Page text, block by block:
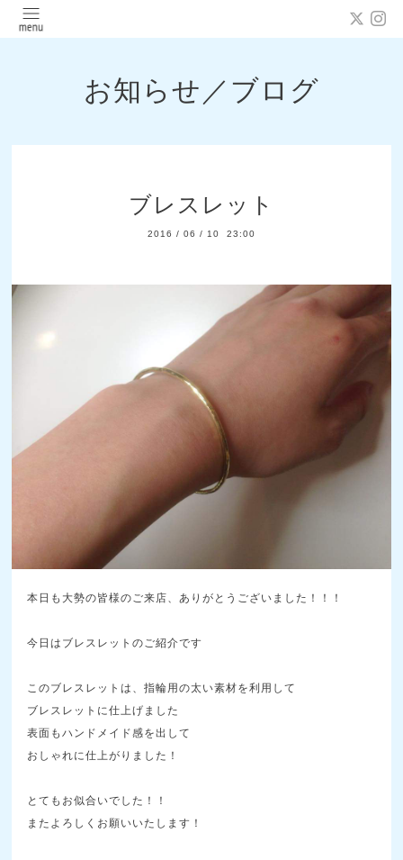
お知らせ／ブログ
ブレスレット
2016 / 06 / 10 23:00
本日も大勢の皆様のご来店、ありがとうございました！！！
今日はブレスレットのご紹介です
このブレスレットは、指輪用の太い素材を利用して
ブレスレットに仕上げました
表面もハンドメイド感を出して
おしゃれに仕上がりました！
とてもお似合いでした！！
またよろしくお願いいたします！